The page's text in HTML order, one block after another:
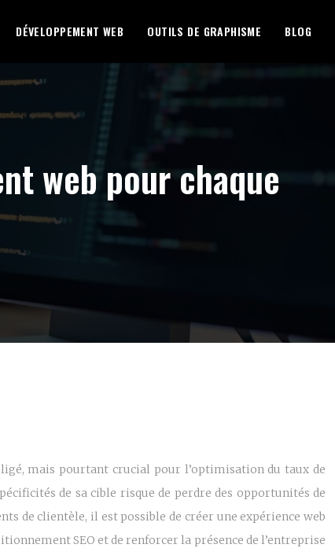
DÉVELOPPEMENT WEB OUTILS DE GRAPHISME BLOG
web pour chaque
mais pourtant crucial pour l’optimisation du taux de
de sa cible risque de perdre des opportunités de
de clientèle, il est possible de créer une expérience web
SEO et de renforcer la présence de l’entreprise